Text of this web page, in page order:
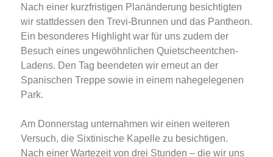
Nach einer kurzfristigen Planänderung besichtigten
wir stattdessen den Trevi-Brunnen und das Pantheon.
Ein besonderes Highlight war für uns zudem der
Besuch eines ungewöhnlichen Quietscheentchen-
Ladens. Den Tag beendeten wir erneut an der
Spanischen Treppe sowie in einem nahegelegenen
Park.
Am Donnerstag unternahmen wir einen weiteren
Versuch, die Sixtinische Kapelle zu besichtigen.
Nach einer Wartezeit von drei Stunden – die wir uns